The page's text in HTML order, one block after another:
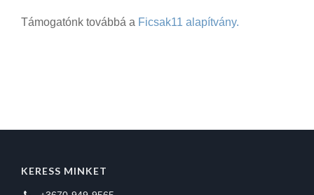
Támogatónk továbbá a Ficsak11 alapítvány.
KERESS MINKET